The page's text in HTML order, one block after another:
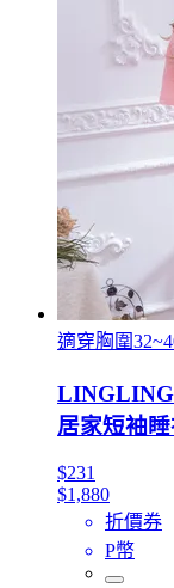
適穿胸圍
LINGLING
居家短袖
$231
$1,880
折價券
P幣